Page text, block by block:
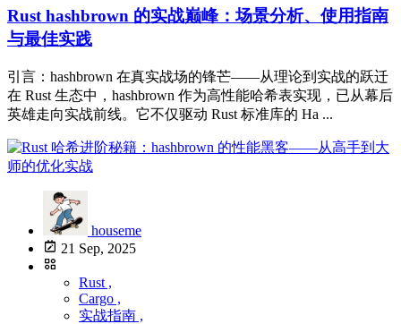
Rust hashbrown 的实战巅峰：场景分析、使用指南
与最佳实践
引言：hashbrown 在真实战场的锋芒——从理论到实战的跃迁
在 Rust 生态中，hashbrown 作为高性能哈希表实现，已从幕后
英雄走向实战前线。它不仅驱动 Rust 标准库的 Ha ...
houseme
21 Sep, 2025
Rust ,
Cargo ,
实战指南 ,